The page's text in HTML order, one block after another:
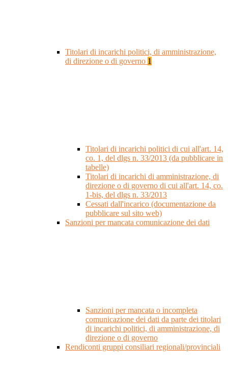
Titolari di incarichi politici, di amministrazione,
di direzione o di governo 1
Titolari di incarichi politici di cui all'art. 14,
co. 1, del dlgs n. 33/2013 (da pubblicare in
tabelle)
Titolari di incarichi di amministrazione, di
direzione o di governo di cui all'art. 14, co.
1-bis, del dlgs n. 33/2013
Cessati dall'incarico (documentazione da
pubblicare sul sito web)
Sanzioni per mancata comunicazione dei dati
Sanzioni per mancata o incompleta
comunicazione dei dati da parte dei titolari
di incarichi politici, di amministrazione, di
direzione o di governo
Rendiconti gruppi consiliari regionali/provinciali